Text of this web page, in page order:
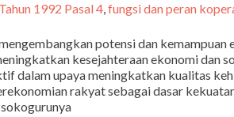
1992 Pasal 4,fungsi dan peran
potensi dan
kesejahteraan ekonomi dan
dalam upaya meningkatkan kualitas
rakyat sebagai dasar